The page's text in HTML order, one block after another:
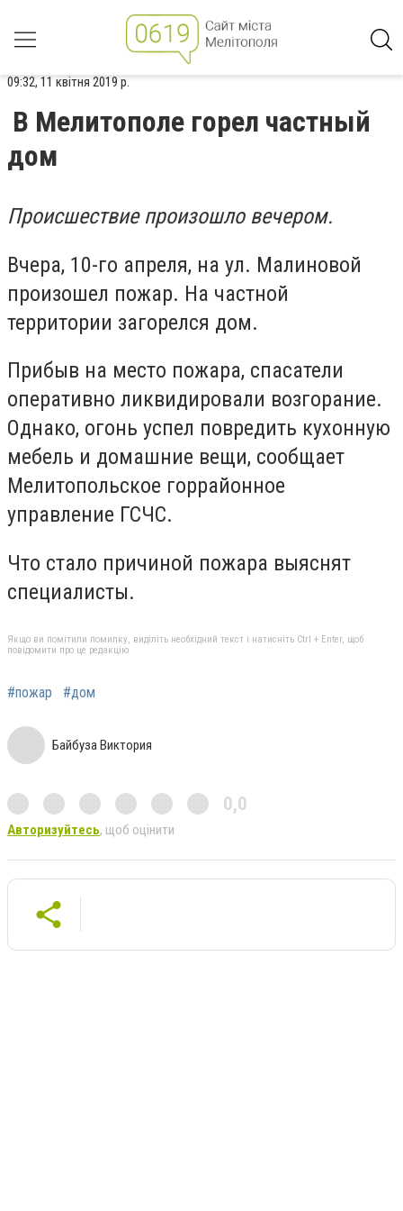
09:32, 11 квітня 2019 р.
В Мелитополе горел частный
дом
Происшествие произошло вечером.
Вчера, 10-го апреля, на ул. Малиновой
произошел пожар. На частной
территории загорелся дом.
Прибыв на место пожара, спасатели
оперативно ликвидировали возгорание.
Однако, огонь успел повредить кухонную
мебель и домашние вещи, сообщает
Мелитопольское горрайонное
управление ГСЧС.
Что стало причиной пожара выяснят
специалисты.
Якщо ви помітили помилку, виділіть необхідний текст і натисніть Ctrl + Enter, щоб
повідомити про це редакцію
#пожар #дом
Байбуза Виктория
0,0
Авторизуйтесь, щоб оцінити